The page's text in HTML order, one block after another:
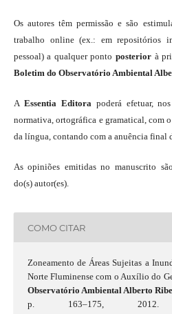
Os autores têm permissão e são
trabalho online (ex.: em repositórios
pessoal) a qualquer ponto posterior à
Boletim do Observatório Ambiental
A Essentia Editorapoderá efetuar,
normativa, ortográfica e gramatical, com
da língua, contando com a anuência final
As opiniões emitidas no manuscrito
do(s) autor(es).
COMO CITAR
Zoneamento de Áreas Sujeitas a
Norte Fluminense com o Auxílio do
Observatório Ambiental Alberto
p. 163–175,